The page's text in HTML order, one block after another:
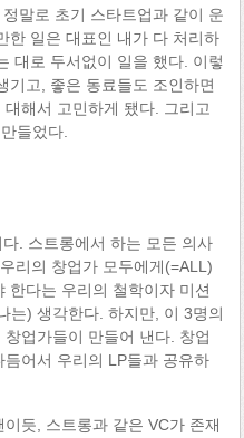
말로 초기 스타트업과 같이 운
한 일은 대표인 내가 다 처리하
대로 두서없이 일을 했다. 이렇
기고, 좋은 동료들도 조인하면
해서 고민하게 됐다. 그리고
들었다.
다. 스트롱에서 하는 모든 의사
리의 창업가 모두에게(=ALL)
한다는 우리의 철학이자 미션
는) 생각한다. 하지만, 이 3명의
업가들이 만들어 낸다. 창업
어서 우리의 LP들과 공유하
듯, 스트롱과 같은 VC가 존재